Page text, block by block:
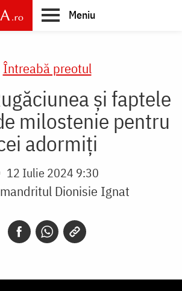
Meniu
Întreabă preotul
și faptele
milostenie pentru
adormiți
12 Iulie 2024 9:30
Dionisie Ignat